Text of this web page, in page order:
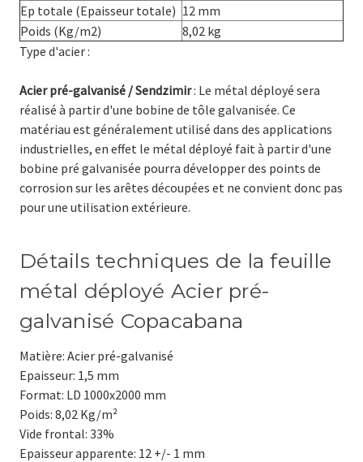
Ep totale (Epaisseur totale) 12 mm
Poids (Kg/m2)
8,02 kg
Type d'acier :
Acier pré-galvanisé / Sendzimir: Le métal déployé sera
réalisé à partir d'une bobine de tôle galvanisée. Ce
matériau est généralement utilisé dans des applications
industrielles, en effet le métal déployé fait à partir d'une
bobine pré galvanisée pourra développer des points de
corrosion sur les arêtes découpées et ne convient donc pas
pour une utilisation extérieure.
Détails techniques de la feuille
métal déployé Acier pré-
galvanisé Copacabana
Matière: Acier pré-galvanisé
Epaisseur: 1,5 mm
Format: LD 1000x2000 mm
Poids: 8,02 Kg/m²
Vide frontal: 33%
Epaisseur apparente: 12 +/- 1 mm